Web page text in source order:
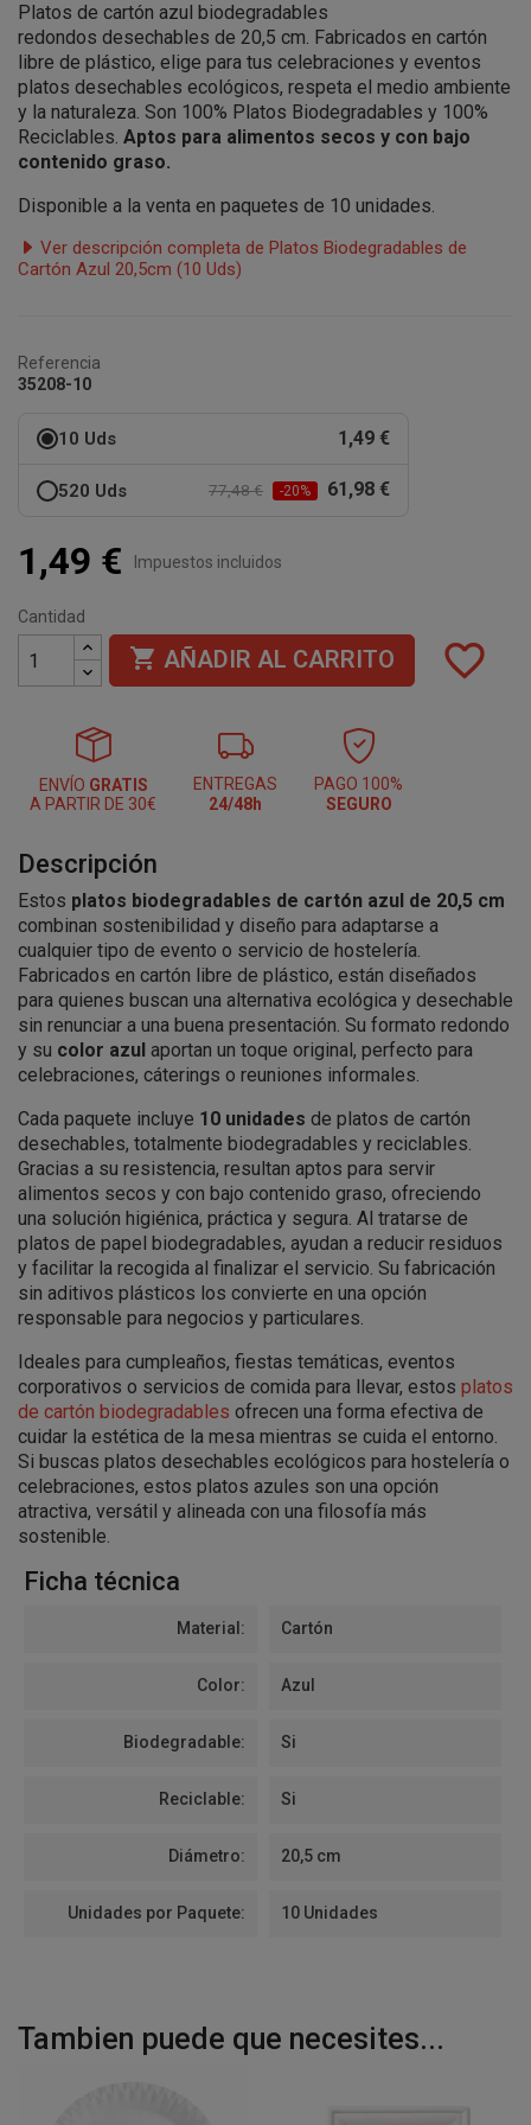
Platos de cartón azul biodegradables
redondos desechables de 20,5 cm. Fabricados en cartón
libre de plástico, elige para tus celebraciones y eventos
platos desechables ecológicos, respeta el medio ambiente
y la naturaleza. Son 100% Platos Biodegradables y 100%
Reciclables. Aptos para alimentos secos y con bajo
contenido graso.
Disponible a la venta en paquetes de 10 unidades.
Ver descripción completa de Platos Biodegradables de
Cartón Azul 20,5cm (10 Uds)
Referencia
35208-10
10 Uds 1,49 €
520 Uds 77,48 € -20% 61,98 €
1,49 € Impuestos incluidos
Cantidad
 AÑADIR AL CARRITO favorite_border
ENVÍO GRATIS
A PARTIR DE 30€
ENTREGAS
24/48h
PAGO 100%
SEGURO
Descripción
Estos platos biodegradables de cartón azul de 20,5 cm
combinan sostenibilidad y diseño para adaptarse a
cualquier tipo de evento o servicio de hostelería.
Fabricados en cartón libre de plástico, están diseñados
para quienes buscan una alternativa ecológica y desechable
sin renunciar a una buena presentación. Su formato redondo
y su color azul aportan un toque original, perfecto para
celebraciones, cáterings o reuniones informales.
Cada paquete incluye 10 unidades de platos de cartón
desechables, totalmente biodegradables y reciclables.
Gracias a su resistencia, resultan aptos para servir
alimentos secos y con bajo contenido graso, ofreciendo
una solución higiénica, práctica y segura. Al tratarse de
platos de papel biodegradables, ayudan a reducir residuos
y facilitar la recogida al finalizar el servicio. Su fabricación
sin aditivos plásticos los convierte en una opción
responsable para negocios y particulares.
Ideales para cumpleaños, fiestas temáticas, eventos
corporativos o servicios de comida para llevar, estos platos
de cartón biodegradables ofrecen una forma efectiva de
cuidar la estética de la mesa mientras se cuida el entorno.
Si buscas platos desechables ecológicos para hostelería o
celebraciones, estos platos azules son una opción
atractiva, versátil y alineada con una filosofía más
sostenible.
Ficha técnica
Material: Cartón
Color: Azul
Biodegradable: Si
Reciclable: Si
Diámetro: 20,5 cm
Unidades por Paquete: 10 Unidades
Tambien puede que necesites...